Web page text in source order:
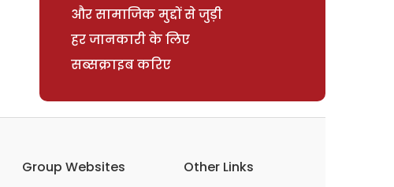
और सामाजिक मुद्दों से जुड़ी
हर जानकारी के लिए
सब्सक्राइब करिए
Group Websites
Other Links